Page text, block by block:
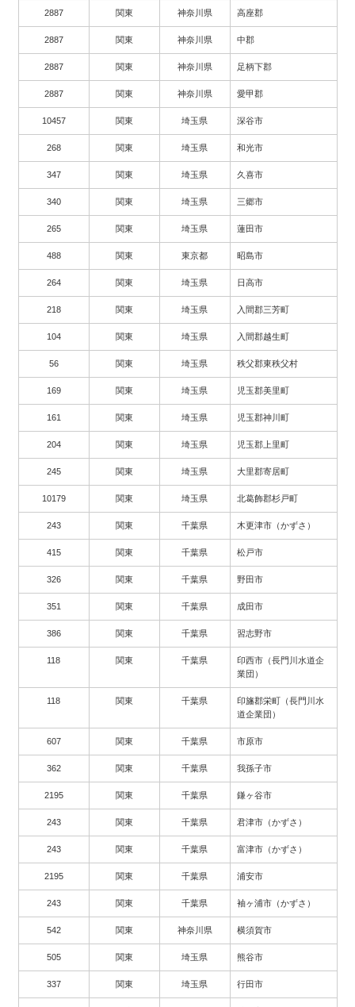
2887 関東 神奈川県 高座郡
2887 関東 神奈川県 中郡
2887 関東 神奈川県 足柄下郡
2887 関東 神奈川県 愛甲郡
10457 関東 埼玉県 深谷市
268 関東 埼玉県 和光市
347 関東 埼玉県 久喜市
340 関東 埼玉県 三郷市
265 関東 埼玉県 蓮田市
488 関東 東京都 昭島市
264 関東 埼玉県 日高市
218 関東 埼玉県 入間郡三芳町
104 関東 埼玉県 入間郡越生町
56 関東 埼玉県 秩父郡東秩父村
169 関東 埼玉県 児玉郡美里町
161 関東 埼玉県 児玉郡神川町
204 関東 埼玉県 児玉郡上里町
245 関東 埼玉県 大里郡寄居町
10179 関東 埼玉県 北葛飾郡杉戸町
243 関東 千葉県 木更津市（かずさ）
415 関東 千葉県 松戸市
326 関東 千葉県 野田市
351 関東 千葉県 成田市
386 関東 千葉県 習志野市
118 関東 千葉県
印西市（長門川水道企
業団）
118 関東 千葉県
印旛郡栄町（長門川水
道企業団）
607 関東 千葉県 市原市
362 関東 千葉県 我孫子市
2195 関東 千葉県 鎌ヶ谷市
243 関東 千葉県 君津市（かずさ）
243 関東 千葉県 富津市（かずさ）
2195 関東 千葉県 浦安市
243 関東 千葉県 袖ヶ浦市（かずさ）
542 関東 神奈川県 横須賀市
505 関東 埼玉県 熊谷市
337 関東 埼玉県 行田市